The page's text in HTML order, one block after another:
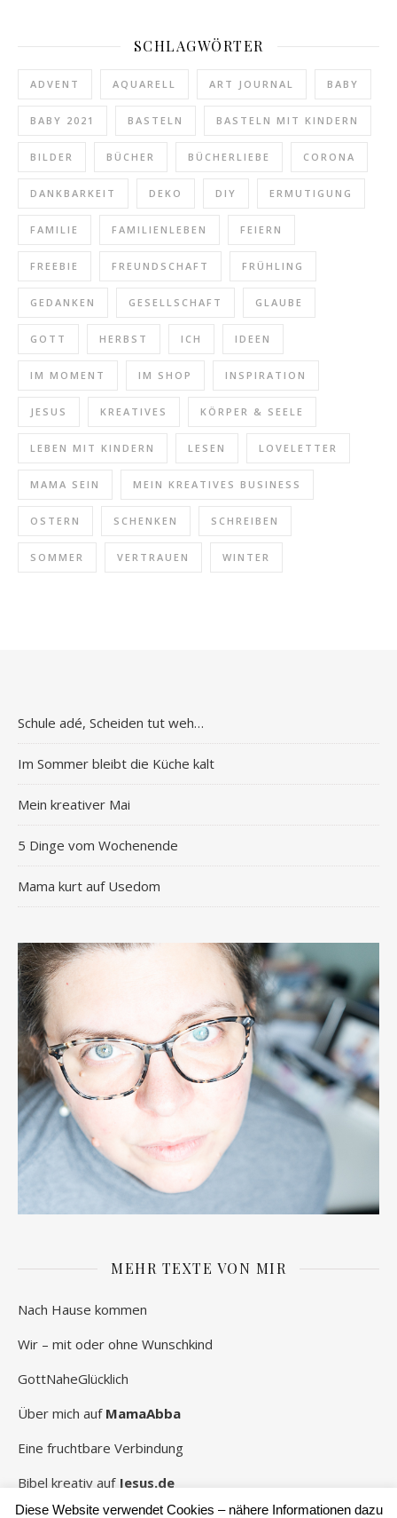
SCHLAGWÖRTER
ADVENT AQUARELL ART JOURNAL BABY
BABY 2021 BASTELN BASTELN MIT KINDERN
BILDER BÜCHER BÜCHERLIEBE CORONA
DANKBARKEIT DEKO DIY ERMUTIGUNG
FAMILIE FAMILIENLEBEN FEIERN
FREEBIE FREUNDSCHAFT FRÜHLING
GEDANKEN GESELLSCHAFT GLAUBE
GOTT HERBST ICH IDEEN
IM MOMENT IM SHOP INSPIRATION
JESUS KREATIVES KÖRPER & SEELE
LEBEN MIT KINDERN LESEN LOVELETTER
MAMA SEIN MEIN KREATIVES BUSINESS
OSTERN SCHENKEN SCHREIBEN
SOMMER VERTRAUEN WINTER
Schule adé, Scheiden tut weh…
Im Sommer bleibt die Küche kalt
Mein kreativer Mai
5 Dinge vom Wochenende
Mama kurt auf Usedom
MEHR TEXTE VON MIR
Nach Hause kommen
Wir – mit oder ohne Wunschkind
GottNaheGlücklich
Über mich auf MamaAbba
Eine fruchtbare Verbindung
Bibel kreativ auf Jesus.de
Diese Website verwendet Cookies – nähere Informationen dazu